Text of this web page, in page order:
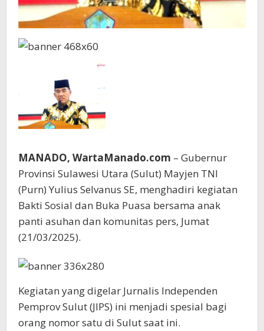
MANADO, WartaManado.com – Gubernur
Provinsi Sulawesi Utara (Sulut) Mayjen TNI
(Purn) Yulius Selvanus SE, menghadiri kegiatan
Bakti Sosial dan Buka Puasa bersama anak
panti asuhan dan komunitas pers, Jumat
(21/03/2025).
Kegiatan yang digelar Jurnalis Independen
Pemprov Sulut (JIPS) ini menjadi spesial bagi
orang nomor satu di Sulut saat ini.